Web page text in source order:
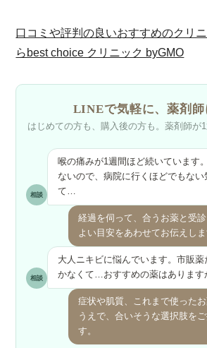
口コミや評判の良いおすすめのクリ
らbest choice クリニック byGMO
LINEで気軽に、薬剤
はじめての方も、購入後の方も。 薬剤師が
相談
喉の痛みが1週間ほど続いています
ないので、病院に行くほどでもない
て…
経過を伺って、合うお薬と受
よい目安をあわせてお伝えしま
相談
大人ニキビに悩んでいます。市販薬
かなくて…おすすめの薬はあります
症状や肌質、これまで使った
うえで、合いそうな選択肢を
す。